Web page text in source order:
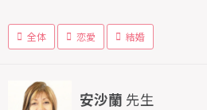
全体 恋愛 結婚
安沙蘭 先生